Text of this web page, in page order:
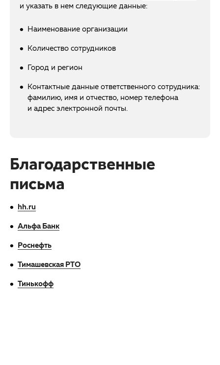
и указать в нем следующие данные:
Наименование организации
Количество сотрудников
Город и регион
Контактные данные ответственного сотрудника:
фамилию, имя и отчество, номер телефона
и адрес электронной почты.
Благодарственные
письма
hh.ru
Альфа Банк
Роснефть
Тимашевская РТО
Тинькофф